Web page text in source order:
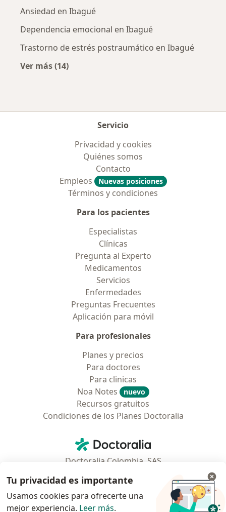
Ansiedad en Ibagué
Dependencia emocional en Ibagué
Trastorno de estrés postraumático en Ibagué
Ver más (14)
Servicio
Privacidad y cookies
Quiénes somos
Contacto
Empleos
Nuevas posiciones
Términos y condiciones
Para los pacientes
Especialistas
Clínicas
Pregunta al Experto
Medicamentos
Servicios
Enfermedades
Preguntas Frecuentes
Aplicación para móvil
Para profesionales
Planes y precios
Para doctores
Para clinicas
Noa Notes
nuevo
Recursos gratuitos
Condiciones de los Planes Doctoralia
Doctoralia - Página de inicio
Doctoralia Colombia, SAS
Municipio: Bogotá D.C., Colombia
Tu privacidad es importante
Usamos cookies para ofrecerte una
mejor experiencia. Leer más.